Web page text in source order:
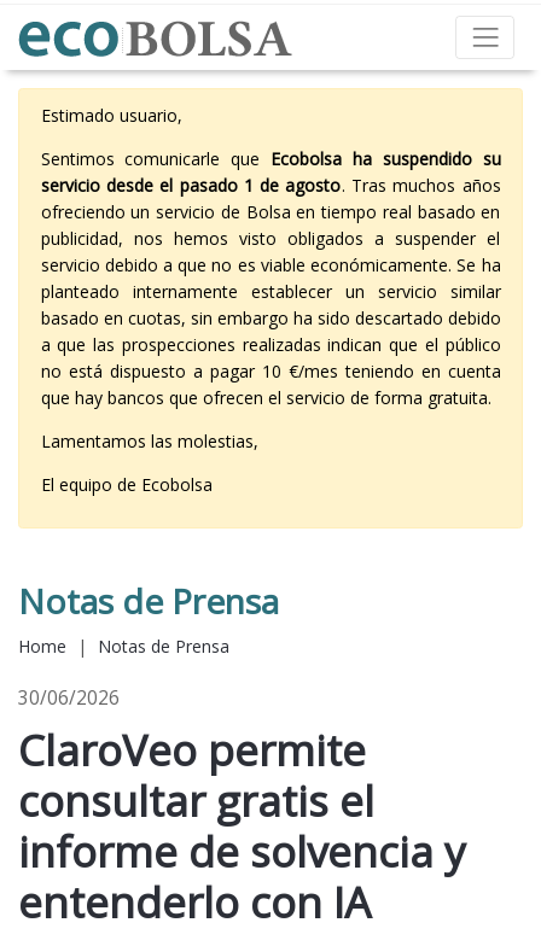
Estimado usuario,
Sentimos comunicarle que Ecobolsa ha suspendido su
servicio desde el pasado 1 de agosto. Tras muchos años
ofreciendo un servicio de Bolsa en tiempo real basado en
publicidad, nos hemos visto obligados a suspender el
servicio debido a que no es viable económicamente. Se ha
planteado internamente establecer un servicio similar
basado en cuotas, sin embargo ha sido descartado debido
a que las prospecciones realizadas indican que el público
no está dispuesto a pagar 10 €/mes teniendo en cuenta
que hay bancos que ofrecen el servicio de forma gratuita.
Lamentamos las molestias,
El equipo de Ecobolsa
Notas de Prensa
Home | Notas de Prensa
30/06/2026
ClaroVeo permite
consultar gratis el
informe de solvencia y
entenderlo con IA